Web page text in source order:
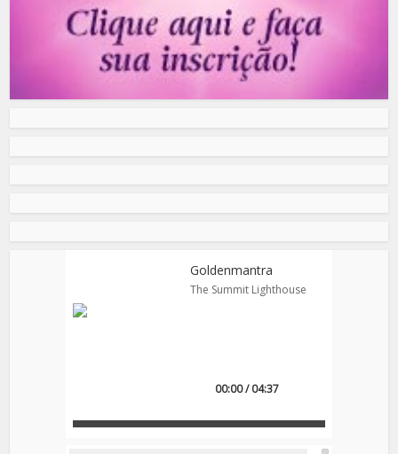
Goldenmantra
The Summit Lighthouse
00:00 / 04:37